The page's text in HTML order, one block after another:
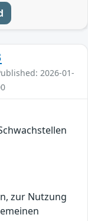
2026-01-
zur Nutzung